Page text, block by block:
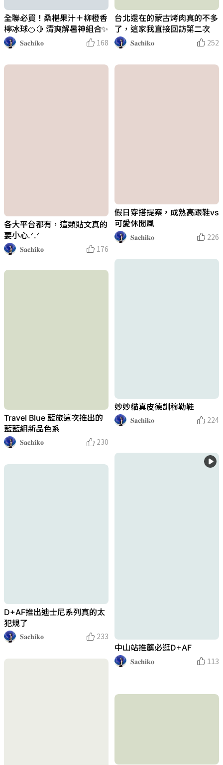
全聯必買！桑椹果汁＋柳橙香
檸冰球🍊🍋 清爽解暑神組合✨
𝐒𝐚𝐜𝐡𝐢𝐤𝐨
168
台北還在的蒙古烤肉真的不多
了，這家我直接回訪第二次
𝐒𝐚𝐜𝐡𝐢𝐤𝐨
252
各大平台都有，這類貼文真的
要小心.ᐟ.ᐟ
𝐒𝐚𝐜𝐡𝐢𝐤𝐨
176
假日穿搭提案，成熟高跟鞋vs
可愛休閒風
𝐒𝐚𝐜𝐡𝐢𝐤𝐨
226
妙妙貓真皮德訓穆勒鞋
𝐒𝐚𝐜𝐡𝐢𝐤𝐨
224
Travel Blue 藍旅這次推出的
藍藍組新品色系
𝐒𝐚𝐜𝐡𝐢𝐤𝐨
230
中山站推薦必逛D+AF
𝐒𝐚𝐜𝐡𝐢𝐤𝐨
113
D+AF推出迪士尼系列真的太
犯規了
𝐒𝐚𝐜𝐡𝐢𝐤𝐨
233